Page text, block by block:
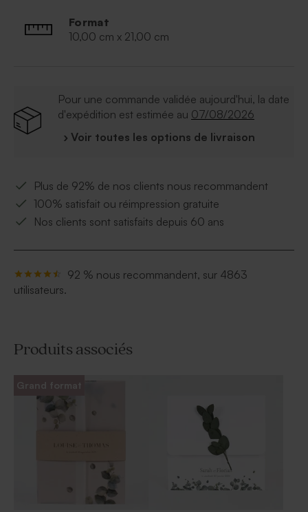
faire part mariage.
Format
10,00 cm x 21,00 cm
Pour une commande validée aujourd'hui, la date
d'expédition est estimée au 07/08/2026
› Voir toutes les options de livraison
Plus de 92% de nos clients nous recommandent
100% satisfait ou réimpression gratuite
Nos clients sont satisfaits depuis 60 ans
92 % nous recommandent, sur 4863
utilisateurs.
Produits associés
Grand format